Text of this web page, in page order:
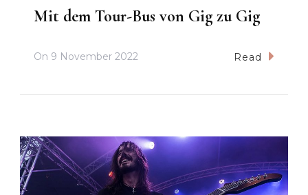
Mit dem Tour-Bus von Gig zu Gig
On 9 November 2022 Read